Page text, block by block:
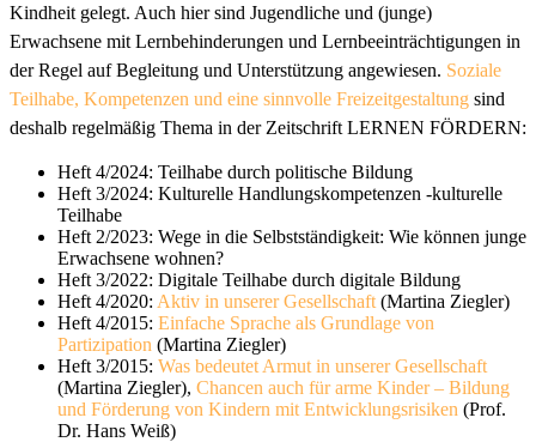
Kindheit gelegt. Auch hier sind Jugendliche und (junge)
Erwachsene mit Lernbehinderungen und Lernbeeinträchtigungen in
der Regel auf Begleitung und Unterstützung angewiesen. Soziale
Teilhabe, Kompetenzen und eine sinnvolle Freizeitgestaltung sind
deshalb regelmäßig Thema in der Zeitschrift LERNEN FÖRDERN:
Heft 4/2024: Teilhabe durch politische Bildung
Heft 3/2024: Kulturelle Handlungskompetenzen -kulturelle
Teilhabe
Heft 2/2023: Wege in die Selbstständigkeit: Wie können junge
Erwachsene wohnen?
Heft 3/2022: Digitale Teilhabe durch digitale Bildung
Heft 4/2020: Aktiv in unserer Gesellschaft (Martina Ziegler)
Heft 4/2015: Einfache Sprache als Grundlage von
Partizipation (Martina Ziegler)
Heft 3/2015: Was bedeutet Armut in unserer Gesellschaft
(Martina Ziegler), Chancen auch für arme Kinder – Bildung
und Förderung von Kindern mit Entwicklungsrisiken (Prof.
Dr. Hans Weiß)